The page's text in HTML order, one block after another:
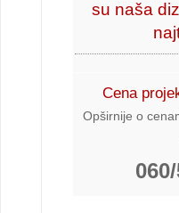
su naša
Cena
Opširnije o